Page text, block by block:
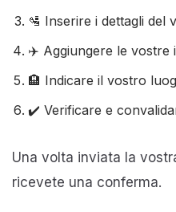
🛂 Inserire i dettagli del
✈️ Aggiungere le vostre
🏨 Indicare il vostro
✔️ Verificare e
Una volta inviata la
ricevete una conferma.